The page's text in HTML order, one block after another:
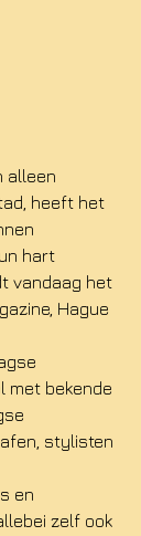
alleen
heeft het
hart
vandaag het
Hague
met bekende
stylisten
en
zelf ook